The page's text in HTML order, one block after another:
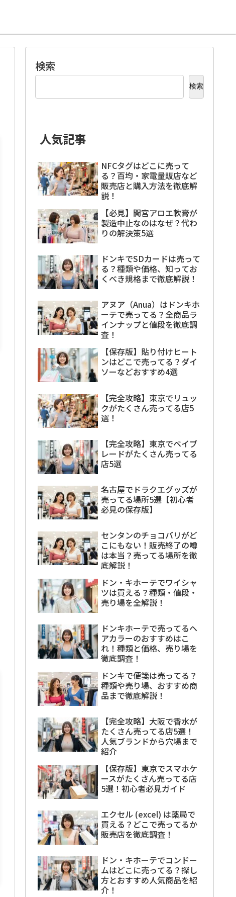
検索
検索
人気記事
NFCタグはどこに売って
る？百均・家電量販店など
販売店と購入方法を徹底解
説！
【必見】間宮アロエ軟膏が
製造中止なのはなぜ？代わ
りの解決策5選
ドンキでSDカードは売って
る？種類や価格、知ってお
くべき規格まで徹底解説！
アヌア（Anua）はドンキホ
ーテで売ってる？全商品ラ
インナップと値段を徹底調
査！
【保存版】貼り付けヒート
ンはどこで売ってる？ダイ
ソーなどおすすめ4選
【完全攻略】東京でリュッ
クがたくさん売ってる店5
選！
【完全攻略】東京でベイブ
レードがたくさん売ってる
店5選
名古屋でドラクエグッズが
売ってる場所5選【初心者
必見の保存版】
センタンのチョコバリがど
こにもない！販売終了の噂
は本当？売ってる場所を徹
底解説！
ドン・キホーテでワイシャ
ツは買える？種類・値段・
売り場を全解説！
ドンキホーテで売ってるヘ
アカラーのおすすめはこ
れ！種類と価格、売り場を
徹底調査！
ドンキで便箋は売ってる？
種類や売り場、おすすめ商
品まで徹底解説！
【完全攻略】大阪で香水が
たくさん売ってる店5選！
人気ブランドから穴場まで
紹介
【保存版】東京でスマホケ
ースがたくさん売ってる店
5選！初心者必見ガイド
エクセル (excel) は薬局で
買える？どこで売ってるか
販売店を徹底調査！
ドン・キホーテでコンドー
ムはどこに売ってる？探し
方とおすすめ人気商品を紹
介！